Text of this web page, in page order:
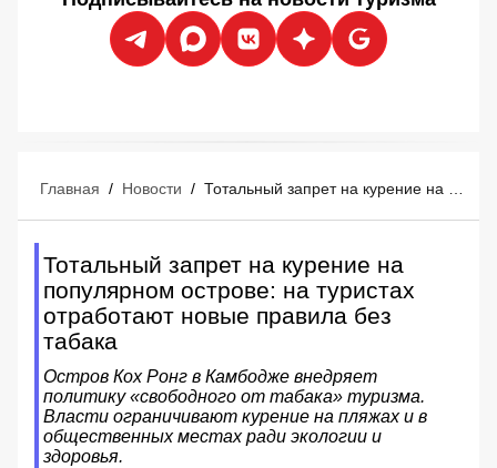
Главная / Новости /
Тотальный запрет на курение на
популярном острове: на туристах
отработают новые правила без
табака
Остров Кох Ронг в Камбодже внедряет
политику «свободного от табака» туризма.
Власти ограничивают курение на пляжах и в
общественных местах ради экологии и
здоровья.